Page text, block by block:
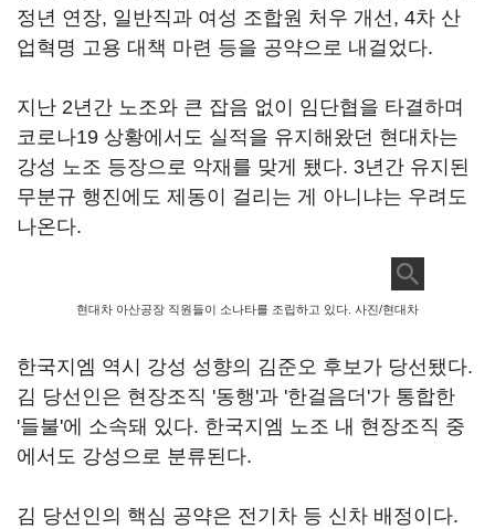
정년 연장, 일반직과 여성 조합원 처우 개선, 4차 산
업혁명 고용 대책 마련 등을 공약으로 내걸었다.
지난 2년간 노조와 큰 잡음 없이 임단협을 타결하며
코로나19 상황에서도 실적을 유지해왔던 현대차는
강성 노조 등장으로 악재를 맞게 됐다. 3년간 유지된
무분규 행진에도 제동이 걸리는 게 아니냐는 우려도
나온다.
현대차 아산공장 직원들이 소나타를 조립하고 있다. 사진/현대차
한국지엠 역시 강성 성향의 김준오 후보가 당선됐다.
김 당선인은 현장조직 '동행'과 '한걸음더'가 통합한
'들불'에 소속돼 있다. 한국지엠 노조 내 현장조직 중
에서도 강성으로 분류된다.
김 당선인의 핵심 공약은 전기차 등 신차 배정이다.